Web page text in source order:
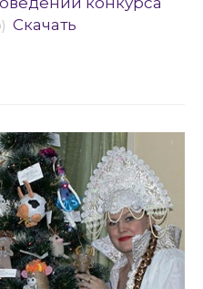
и информацией.
Скачать